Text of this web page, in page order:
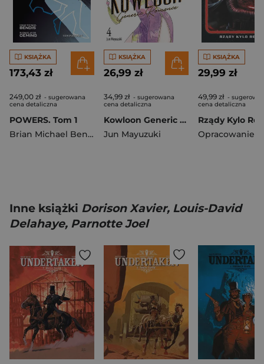
KSIĄŻKA
173,43 zł
249,00 zł - sugerowana
cena detaliczna
POWERS. Tom 1
Brian Michael Bendis
,Michael Avon Oeming
KSIĄŻKA
26,99 zł
34,99 zł - sugerowana
cena detaliczna
Kowloon Generic Romance. Tom 4
Jun Mayuzuki
KSIĄŻKA
29,99 zł
49,99 zł -
cena detaliczna
Inne książki Dorison Xavier, Louis-David
Delahaye, Parnotte Joel